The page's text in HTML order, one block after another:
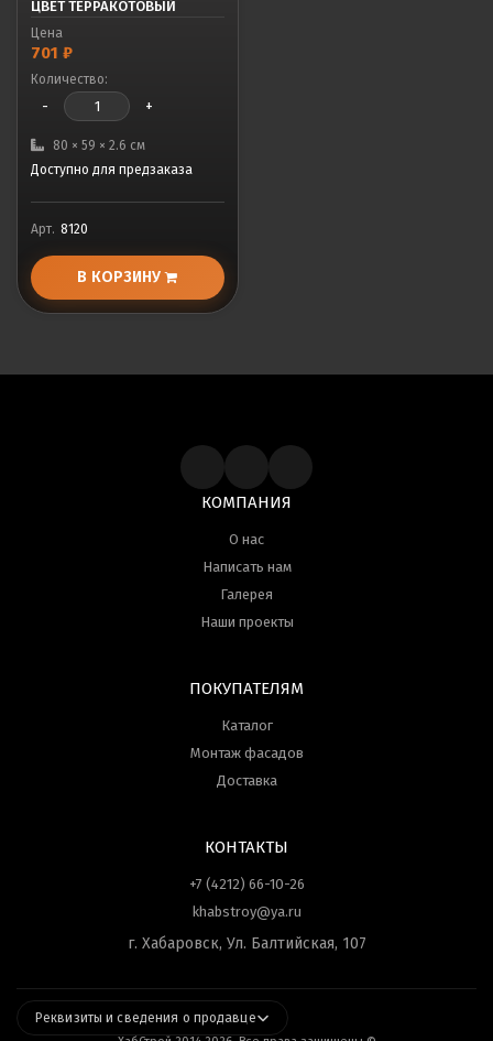
ЦВЕТ ТЕРРАКОТОВЫЙ
Цена
701 ₽
Количество:
- +
80 × 59 × 2.6 см
Доступно для предзаказа
Арт. 8120
В КОРЗИНУ
КОМПАНИЯ
О нас
Написать нам
Галерея
Наши проекты
ПОКУПАТЕЛЯМ
Каталог
Монтаж фасадов
Доставка
КОНТАКТЫ
+7 (4212) 66-10-26
khabstroy@ya.ru
г. Хабаровск, Ул. Балтийская, 107
Реквизиты и сведения о продавце